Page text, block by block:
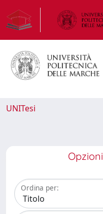
UNITesi
Opzioni
Ordina per: